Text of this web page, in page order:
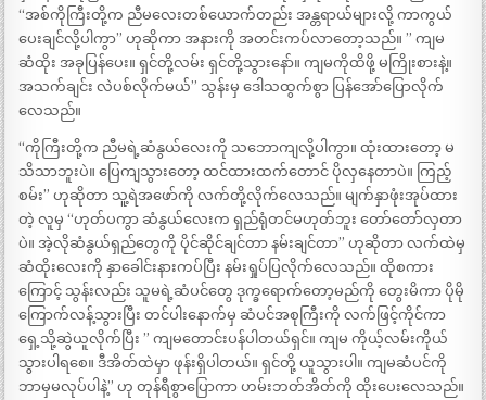
“အစ်ကိုကြီးတို့က ညီမလေးတစ်ယောက်တည်း အန္တရာယ်များလို့ ကာကွယ်
ပေးချင်လို့ပါကွာ” ဟုဆိုကာ အနားကို အတင်းကပ်လာတော့သည်။ ” ကျမ
ဆံထိုး အခုပြန်ပေး။ ရှင်တို့လမ်း ရှင်တို့သွားနော်။ ကျမကိုထိဖို့ မကြိုးစားနဲ့။
အသက်ချင်း လဲပစ်လိုက်မယ်” သွန်းမှ ဒေါသထွက်စွာ ပြန်အော်ပြောလိုက်
လေသည်။
“ကိုကြီးတို့က ညီမရဲ့ဆံနွယ်လေးကို သဘောကျလို့ပါကွာ။ ထုံးထားတော့ မ
သိသာဘူးပဲ။ ပြေကျသွားတော့ ထင်ထားထက်တောင် ပိုလှနေတာပဲ။ ကြည့်
စမ်း” ဟုဆိုတာ သူ့ရဲအဖော်ကို လက်တို့လိုက်လေသည်။ မျက်နှာဖုံးအုပ်ထား
တဲ့ လူမှ “ဟုတ်ပကွာ ဆံနွယ်လေးက ရှည်ရုံတင်မဟုတ်ဘူး တော်တော်လှတာ
ပဲ။ အဲ့လိုဆံနွယ်ရှည်တွေကို ပိုင်ဆိုင်ချင်တာ နမ်းချင်တာ” ဟုဆိုတာ လက်ထဲမှ
ဆံထိုးလေးကို နှာခေါင်းနားကပ်ပြီး နမ်းရှုပ်ပြလိုက်လေသည်။ ထိုစကား
ကြောင့် သွန်းလည်း သူမရဲ့ဆံပင်တွေ ဒုက္ခရောက်တော့မည်ကို တွေးမိကာ ပိုမို
ကြောက်လန့်သွားပြီး တင်ပါးနောက်မှ ဆံပင်အစုကြီးကို လက်ဖြင့်ကိုင်ကာ
ရှေ့သို့ဆွဲယူလိုက်ပြီး ” ကျမတောင်းပန်ပါတယ်ရှင်။ ကျမ ကိုယ့်လမ်းကိုယ်
သွားပါရစေ။ ဒီအိတ်ထဲမှာ ဖုန်းရှိပါတယ်။ ရှင်တို့ ယူသွားပါ။ ကျမဆံပင်ကို
ဘာမှမလုပ်ပါနဲ့” ဟု တုန်ရီစွာပြောကာ ဟမ်းဘတ်အိတ်ကို ထိုးပေးလေသည်။